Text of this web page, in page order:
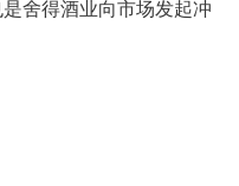
舍得酒业向市场发起冲